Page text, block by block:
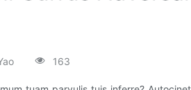
163